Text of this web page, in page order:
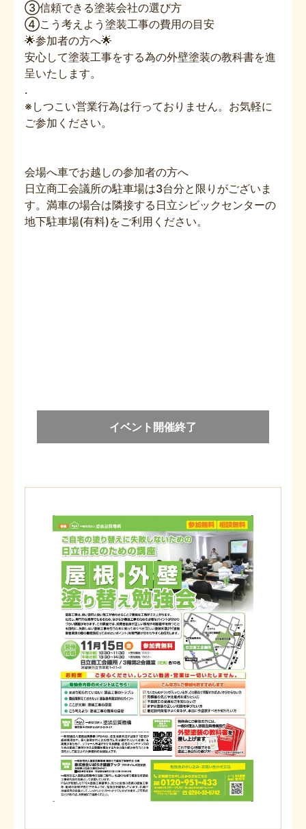
③信頼できる塗装会社の選び方
④こう考えよう塗装工事の費用の目安
🌟参加者の方へ🌟
安心して塗装工事をする為の外壁塗装の教科書を進
呈いたします。
.
※しつこい営業行為は行っておりません。お気軽に
ご参加ください。
会場へ車でお越しの参加者の方へ
日立商工会議所の駐車場は3台分と限りがございま
す。満車の場合は隣接する日立シビックセンターの
地下駐車場(有料)をご利用ください。
イベント開催終了